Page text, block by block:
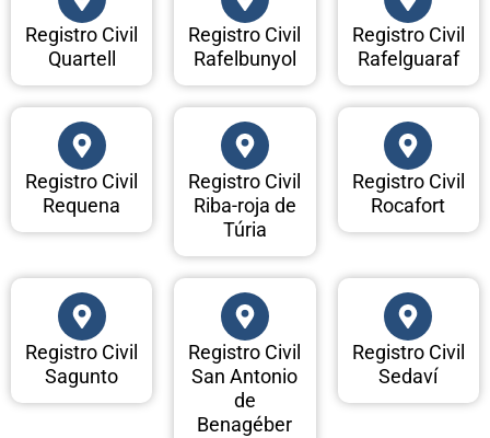
Registro Civil
Quartell
Registro Civil
Rafelbunyol
Registro Civil
Rafelguaraf
Registro Civil
Requena
Registro Civil
Riba-roja de
Túria
Registro Civil
Rocafort
Registro Civil
Sagunto
Registro Civil
San Antonio
de
Benagéber
Registro Civil
Sedaví